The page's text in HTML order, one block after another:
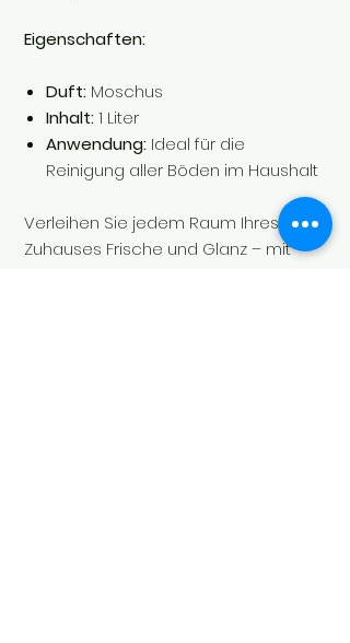
Eigenschaften:
Duft: Moschus
Inhalt:1 Liter
Anwendung: Ideal für die
Reinigung aller Böden im Haushalt
Verleihen Sie jedem Raum Ihres
Zuhauses Frische und Glanz – mit